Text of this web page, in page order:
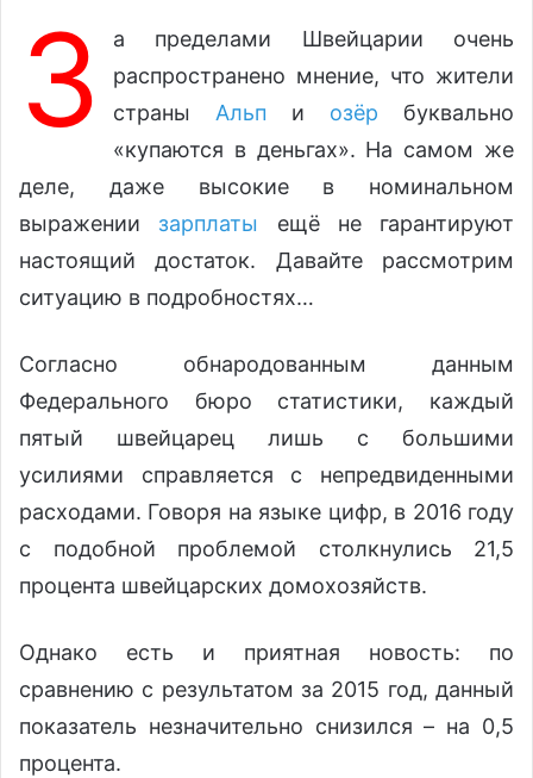
З
а пределами Швейцарии очень
распространено мнение, что жители
страны Альп и озёр буквально
«купаются в деньгах». На самом же
деле, даже высокие в номинальном
выражении зарплаты
ещё не гарантируют
настоящий достаток. Давайте рассмотрим
ситуацию в подробностях…
Согласно обнародованным данным
Федерального бюро статистики, каждый
пятый швейцарец лишь с большими
усилиями справляется с непредвиденными
расходами. Говоря на языке цифр, в 2016 году
с подобной проблемой столкнулись 21,5
процента швейцарских домохозяйств.
Однако есть и приятная новость: по
сравнению с результатом за 2015 год, данный
показатель незначительно снизился – на 0,5
процента.